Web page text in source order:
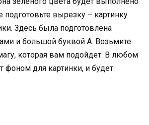
подготовьте вырезку – картинку
Здесь была подготовлена
и большой буквой А. Возьмите
которая вам подойдет. В любом
фоном для картинки, и будет